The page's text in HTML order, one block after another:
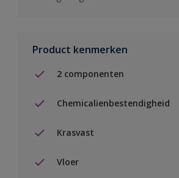
Product kenmerken
2 componenten
Chemicalienbestendigheid
Krasvast
Vloer